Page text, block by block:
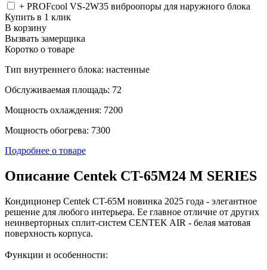
+ PROFcool VS-2W35 виброопоры для наружного блока
Купить в 1 клик
В корзину
Вызвать замерщика
Коротко о товаре
Тип внутреннего блока: настенные
Обслуживаемая площадь: 72
Мощность охлаждения: 7200
Мощность обогрева: 7300
Подробнее о товаре
Описание Centek CT-65M24 M SERIES
Кондиционер Centek CT-65M новинка 2025 года - элегантное
решение для любого интерьера. Ее главное отличие от других
неинверторных сплит-систем CENTEK AIR - белая матовая
поверхность корпуса.
Функции и особенности: